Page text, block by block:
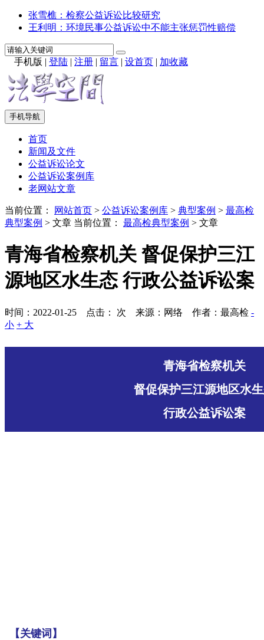
张雪樵：检察公益诉讼比较研究
王利明：环境民事公益诉讼中不能主张惩罚性赔偿
手机版 | 登陆 | 注册 | 留言 | 设首页 | 加收藏
手机导航
首页
新闻及文件
公益诉讼论文
公益诉讼案例库
老网站文章
当前位置： 网站首页 > 公益诉讼案例库 > 典型案例 > 最高检
典型案例 > 文章 当前位置： 最高检典型案例 > 文章
青海省检察机关 督促保护三江
源地区水生态 行政公益诉讼案
时间：2022-01-25 点击： 次 来源：网络 作者：最高检 -
小 + 大
青海省检察机关
督促保护三江源地区水
行政公益诉讼案
【关键词】